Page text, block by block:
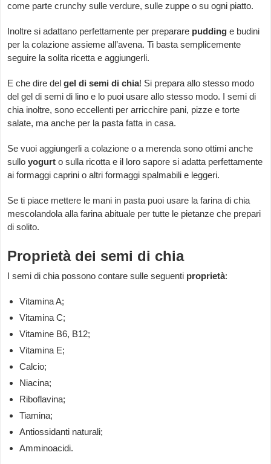
come parte crunchy sulle verdure, sulle zuppe o su ogni piatto.
Inoltre si adattano perfettamente per preparare pudding e budini
per la colazione assieme all’avena. Ti basta semplicemente
seguire la solita ricetta e aggiungerli.
E che dire delgel di semi di chia! Si prepara allo stesso modo
del gel di semi di lino e lo puoi usare allo stesso modo. I semi di
chia inoltre, sono eccellenti per arricchire pani, pizze e torte
salate, ma anche per la pasta fatta in casa.
Se vuoi aggiungerli a colazione o a merenda sono ottimi anche
sulloyogurt o sulla ricotta e il loro sapore si adatta perfettamente
ai formaggi caprini o altri formaggi spalmabili e leggeri.
Se ti piace mettere le mani in pasta puoi usare la farina di chia
mescolandola alla farina abituale per tutte le pietanze che prepari
di solito.
Proprietà dei semi di chia
I semi di chia possono contare sulle seguenti proprietà:
Vitamina A;
Vitamina C;
Vitamine B6, B12;
Vitamina E;
Calcio;
Niacina;
Riboflavina;
Tiamina;
Antiossidanti naturali;
Amminoacidi.